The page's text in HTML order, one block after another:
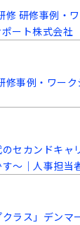
修 研修事例・
ート株式会社
修事例・ワー
セカンドキャ
〜｜人事担当
クラス」デン